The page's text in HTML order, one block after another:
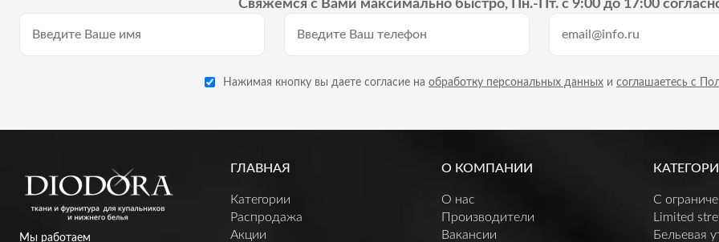
Свяжемся с Вами максимально быстро, Пн.-Пт. с 9:00 до 17:00
Нажимая кнопку вы даете согласие на обработку персональных данных и соглашаетесь с
Мы работаем
ГЛАВНАЯ
Категории
Распродажа
Акции
О КОМПАНИИ
О нас
Производители
Вакансии
C
Limited
Бельевая